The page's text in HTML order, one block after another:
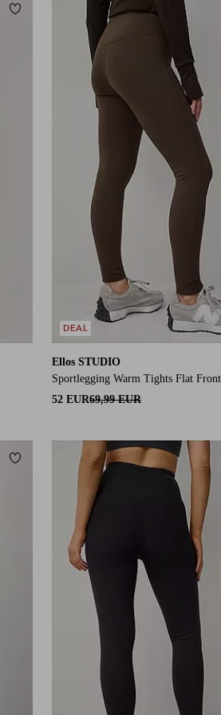
Toevoegen aan favorieten
Ellos STUDIO
Sportlegging Warm Tights Flat
52 EUR69,99 EUR
DEAL
Toevoegen aan favorieten